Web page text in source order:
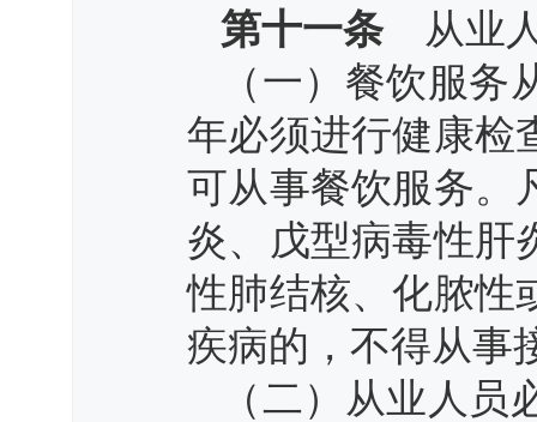
第十一条从业人
（一）餐饮服
年必须进行健康检
可从事餐饮服务。
炎、戊型病毒性肝
性肺结核、化脓性
疾病的，不得从事
（二）从业人